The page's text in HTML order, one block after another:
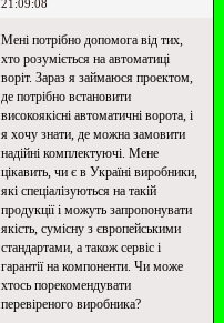
21:09:08
Мені потрібно допомога від тих,
хто розуміється на автоматиці
воріт. Зараз я займаюся проектом,
де потрібно встановити
високоякісні автоматичні ворота, і
я хочу знати, де можна замовити
надійні комплектуючі. Мене
цікавить, чи є в Україні виробники,
які спеціалізуються на такій
продукції і можуть запропонувати
якість, сумісну з європейськими
стандартами, а також сервіс і
гарантії на компоненти. Чи може
хтось порекомендувати
перевіреного виробника?